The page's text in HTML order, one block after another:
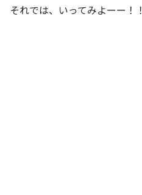
それでは、いってみよーー！！